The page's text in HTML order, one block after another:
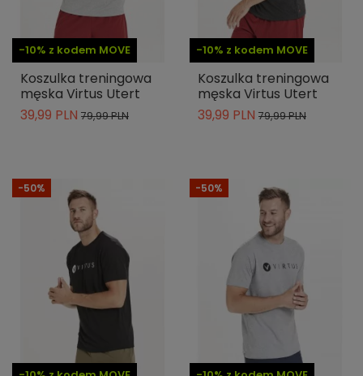
-10% z kodem MOVE
Koszulka treningowa
męska Virtus Utert
39,99 PLN 79,99 PLN
-10% z kodem MOVE
Koszulka treningowa
męska Virtus Utert
39,99 PLN 79,99 PLN
-50% -50%